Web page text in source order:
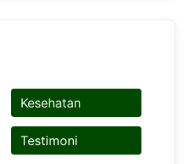
Kesehatan
Testimoni